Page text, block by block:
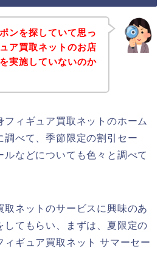
ンを探していて思っ
ア買取ネットのお店
実施していないのか
フィギュア買取ネットのホーム
調べて、季節限定の割引セー
ルなどについても色々と調べて
取ネットのサービスに興味のあ
してもらい、まずは、夏限定の
ィギュア買取ネット サマーセー